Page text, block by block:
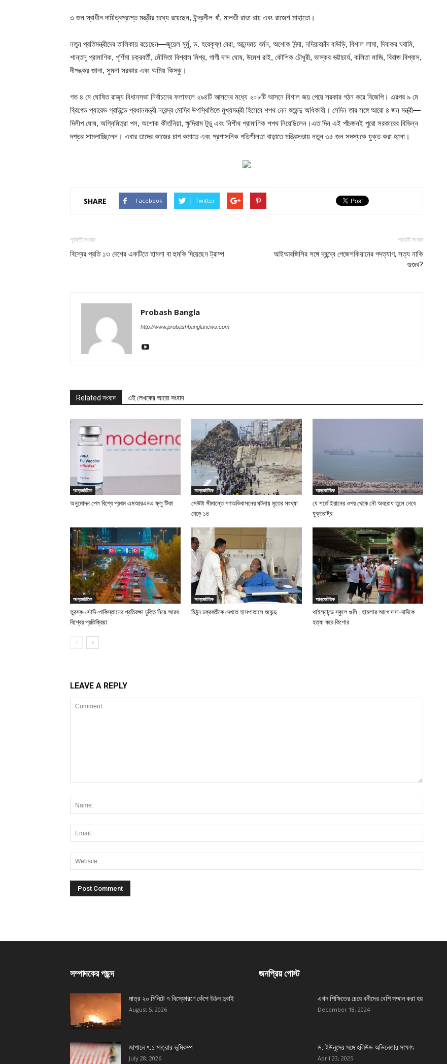
৩ জন স্বাধীন দায়িত্বপ্রাপ্ত মন্ত্রীর মধ্যে রয়েছেন, ইন্দ্রনীল খাঁ, মালতী রাভা রায় এবং রাজেশ মাহাতো।
নতুন প্রতিমন্ত্রীদের তালিকায় রয়েছেন—জুয়েল মুর্মু, ড. হরেকৃষ্ণ বেরা, আনন্দময় বর্মন, অশোক দিন্দা, নদিয়ারচাঁদ বাউড়ি, বিশাল লামা, দিবাকর ঘরামি,
শান্তনু প্রামাণিক, পূর্ণিমা চক্রবর্তী, মৌমিতা বিশ্বাস মিশ্র, গার্গী দাস ঘোষ, উমেশ রাই, কৌশিক চৌধুরী, ভাস্কর ভট্টাচার্য, কলিতা মাজি, বিরাজ বিশ্বাস,
দীপঙ্কর জানা, সুমনা সরকার এবং অমিয় কিস্কু।
গত ৪ মে ঘোষিত রাজ্য বিধানসভা নির্বাচনের ফলাফলে ২৯৪টি আসনের মধ্যে ২০৮টি আসনে বিশাল জয় পেয়ে সরকার গঠন করে বিজেপি। এরপর ৯ মে
ব্রিগেড প্যারেড গ্রাউন্ডে প্রধানমন্ত্রী নরেন্দ্র মোদির উপস্থিতিতে মুখ্যমন্ত্রী হিসেবে শপথ নেন শুভেন্দু অধিকারী। সেদিন তার সঙ্গে আরো ৪ জন মন্ত্রী—
দিলীপ ঘোষ, অগ্নিমিত্রা পল, অশোক কীর্তনিয়া, ক্ষুদিরাম টুডু এবং নিশীথ প্রামাণিক শপথ নিয়েছিলেন।এত দিন এই পাঁচজনই পুরো সরকারের বিভিন্ন
দপ্তর সামলাচ্ছিলেন। এবার তাদের কাজের চাপ কমাতে এবং প্রশাসনিক গতিশীলতা বাড়াতে মন্ত্রিসভায় নতুন ৩৫ জন সদস্যকে যুক্ত করা হলো।
SHARE Facebook Twitter
পূর্ববর্তী সংবাদ
বিশ্বের প্রতি ১৩ দেশের একটিতে হামলা বা হুমকি দিয়েছেন ট্রাম্প
পরবর্তী সংবাদ
আইআরজিসির সঙ্গে দ্বন্দ্বে পেজেশকিয়ানের পদত্যাগ, সত্য নাকি
গুজব?
Probash Bangla
http://www.probashbanglanews.com
Related সংবাদ এই লেখকের আরো সংবাদ
আন্তর্জাতিক
অনুমোদন পেল বিশ্বে প্রথম এমআরএনএ ফ্লু টিকা
আন্তর্জাতিক
সেউটা সীমান্তে গণঅভিবাসনের ঘটনায় মৃতের সংখ্যা
বেড়ে ১৪
আন্তর্জাতিক
যে শর্তে ইরানের ওপর থেকে নৌ অবরোধ তুলে নেবে
যুক্তরাষ্ট্র
আন্তর্জাতিক
তুরস্ক-সৌদি-পাকিস্তানের প্রতিরক্ষা চুক্তি নিয়ে আরব
বিশ্বের প্রতিক্রিয়া
আন্তর্জাতিক
মিঠুন চক্রবর্তীকে দেখতে হাসপাতালে শুভেন্দু
আন্তর্জাতিক
থাইল্যান্ডে স্কুলে গুলি : হামলার আগে দাদা-দাদিকে
হত্যা করে কিশোর
LEAVE A REPLY
সম্পাদকের পছন্দ
মাত্র ২০ মিনিটে ৭ বিস্ফোরণে কেঁপে উঠল দুবাই
August 5, 2026
জাপানে ৭.১ মাত্রার ভূমিকম্প
July 28, 2026
জনপ্রিয় পোস্ট
এখন শিক্ষিতের চেয়ে ধনীদের বেশি সম্মান করা হয়
December 18, 2024
ড. ইউনূসের সঙ্গে হলিউড অভিনেতার সাক্ষাৎ
April 23, 2025